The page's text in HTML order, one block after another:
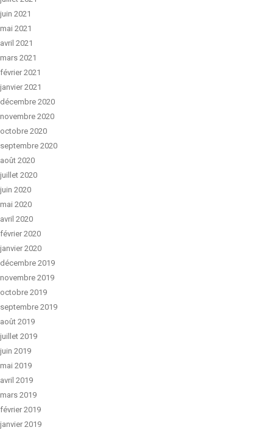
juin 2021
mai 2021
avril 2021
mars 2021
février 2021
janvier 2021
décembre 2020
novembre 2020
octobre 2020
septembre 2020
août 2020
juillet 2020
juin 2020
mai 2020
avril 2020
février 2020
janvier 2020
décembre 2019
novembre 2019
octobre 2019
septembre 2019
août 2019
juillet 2019
juin 2019
mai 2019
avril 2019
mars 2019
février 2019
janvier 2019